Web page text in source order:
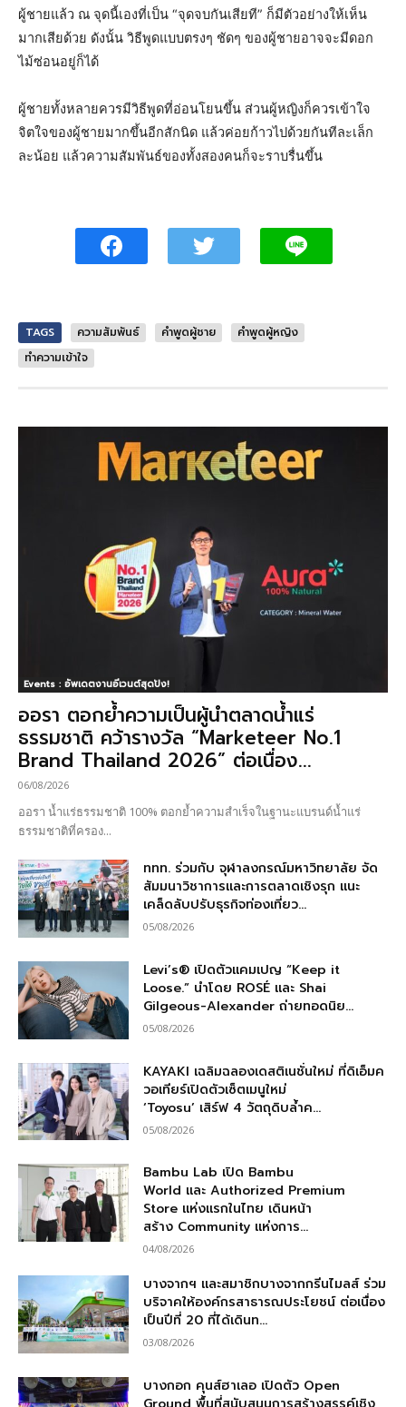
ผู้ชายแล้ว ณ จุดนี้เองที่เป็น “จุดจบกันเสียที” ก็มีตัวอย่างให้เห็น
มากเสียด้วย ดังนั้น วิธีพูดแบบตรงๆ ชัดๆ ของผู้ชายอาจจะมีดอก
ไม้ซ่อนอยู่ก็ได้
ผู้ชายทั้งหลายควรมีวิธีพูดที่อ่อนโยนขึ้น ส่วนผู้หญิงก็ควรเข้าใจ
จิตใจของผู้ชายมากขึ้นอีกสักนิด แล้วค่อยก้าวไปด้วยกันทีละเล็ก
ละน้อย แล้วความสัมพันธ์ของทั้งสองคนก็จะราบรื่นขึ้น
TAGS ความสัมพันธ์ คำพูดผู้ชาย
คำพูดผู้หญิง
ทำความเข้าใจ
Events : อัพเดตงานอีเวนต์สุดปัง!
ออรา ตอกย้ำความเป็นผู้นำตลาดน้ำแร่
ธรรมชาติ คว้ารางวัล “Marketeer No.1
Brand Thailand 2026” ต่อเนื่อง...
06/08/2026
ออรา น้ำแร่ธรรมชาติ 100% ตอกย้ำความสำเร็จในฐานะแบรนด์น้ำแร่
ธรรมชาติที่ครอง...
ททท. ร่วมกับ จุฬาลงกรณ์มหาวิทยาลัย จัด
สัมมนาวิชาการและการตลาดเชิงรุก แนะ
เคล็ดลับปรับธุรกิจท่องเที่ยว...
05/08/2026
Levi’s® เปิดตัวแคมเปญ “Keep it
Loose.” นำโดย ROSÉ และ Shai
Gilgeous-Alexander ถ่ายทอดนิย...
05/08/2026
KAYAKI เฉลิมฉลองเดสติเนชั่นใหม่ ที่ดิเอ็มค
วอเทียร์เปิดตัวเซ็ตเมนูใหม่
‘Toyosu’ เสิร์ฟ 4 วัตถุดิบล้ำค...
05/08/2026
Bambu Lab เปิด Bambu
World และ Authorized Premium
Store แห่งแรกในไทย เดินหน้า
สร้าง Community แห่งการ...
04/08/2026
บางจากฯ และสมาชิกบางจากกรีนไมลส์ ร่วม
บริจาคให้องค์กรสาธารณประโยชน์ ต่อเนื่อง
เป็นปีที่ 20 ที่ได้เดินท...
03/08/2026
บางกอก คุนส์ฮาเลอ เปิดตัว Open